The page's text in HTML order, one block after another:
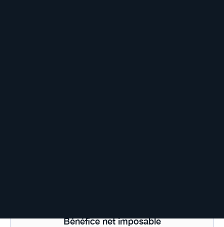
Bénéfice net imposable